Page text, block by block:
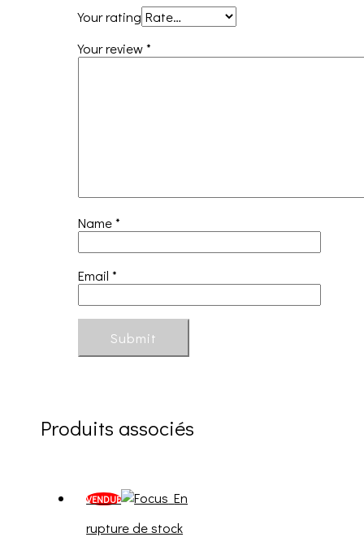
Your rating
Your review*
Name*
Email*
Produits associés
VENDUE
En
rupture de stock